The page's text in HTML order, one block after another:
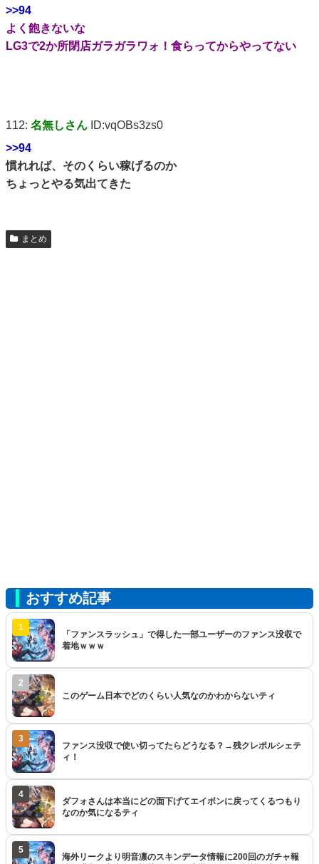
>>94
よく飽きないな
LG3で2か所閉店ガラガラワォ！食らってからやってない
112: 名無しさん ID:vqOBs3zs0
>>94
慣れれば、そのくらい稼げるのか
ちょっとやる気出てきた
まとめ
おすすめ記事
1
「ファンスラッシュ」で得した一部ユーザーのファンス没収で
着地ｗｗｗ
2
このゲーム日本でどのくらい人気なのかわからないティ
3
ファンス没収で使い切ってたらどうなる？→残クレポルシェテ
ィ！
4
ダフォさんは本当にどの面下げてエイボンに戻ってくるつもり
なのか気になるティ
5
海外リークより明音凛のスキンデータ情報に200回のガチャ報